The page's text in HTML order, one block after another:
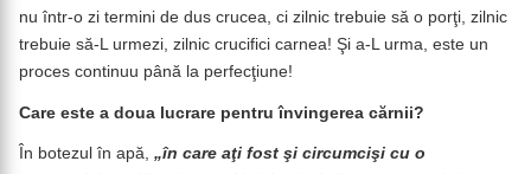
nu într-o zi termini de dus crucea, ci zilnic trebuie să o porţi, zilnic
trebuie să-L urmezi, zilnic crucifici carnea! Şi a-L urma, este un
proces continuu până la perfecţiune!
Care este a doua lucrare pentru învingerea cărnii?
În botezul în apă, „în care aţi fost şi circumcişi cu o